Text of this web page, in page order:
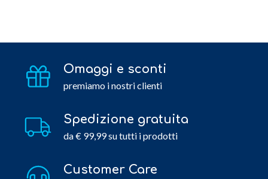
Omaggi e sconti
premiamo i nostri clienti
Spedizione gratuita
da € 99,99 su tutti i prodotti
Customer Care